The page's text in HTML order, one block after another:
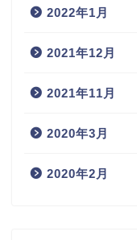
2022年1月
2021年12月
2021年11月
2020年3月
2020年2月